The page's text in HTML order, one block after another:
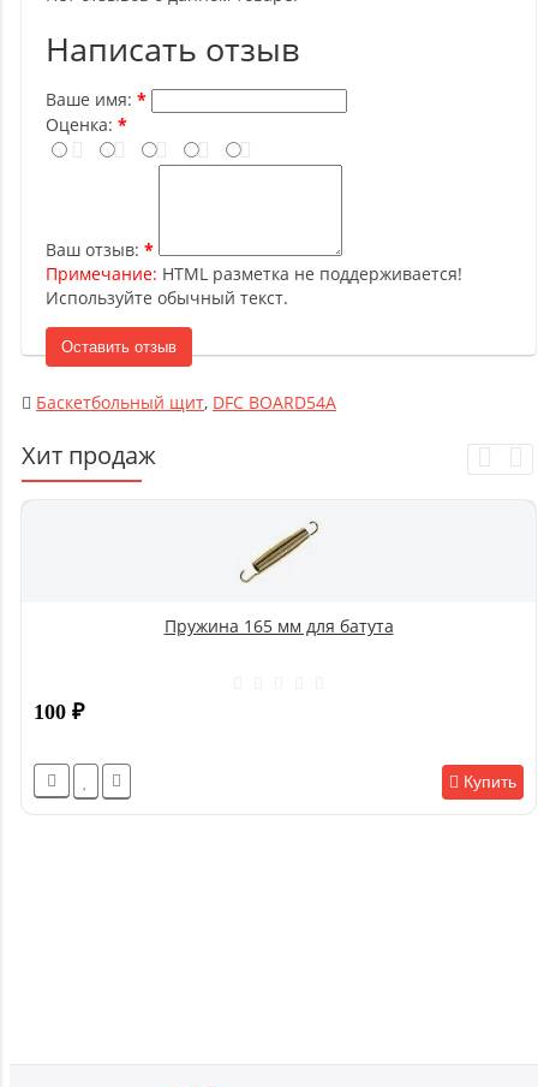
Написать отзыв
Ваше имя:
Оценка:
Ваш отзыв:
Примечание: HTML разметка не поддерживается!
Используйте обычный текст.
Оставить отзыв
Баскетбольный щит, DFC BOARD54A
Хит продаж
Пружина 165 мм для батута
100 ₽
Купить